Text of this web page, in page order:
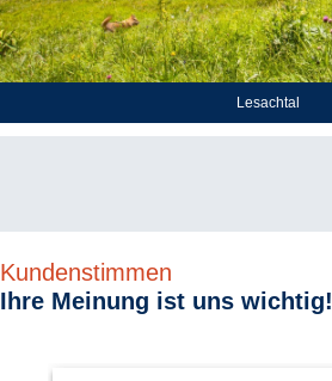
Lesachtal
Kundenstimmen
Ihre Meinung ist uns wichtig!